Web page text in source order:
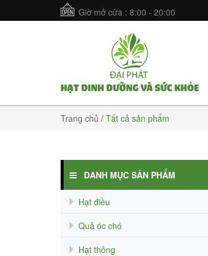
Giờ mở cửa : 8:00 - 20:00
Trang chủ / Tất cả sản phẩm
DANH MỤC SẢN PHẨM
Hạt điều
Quả óc chó
Hạt thông